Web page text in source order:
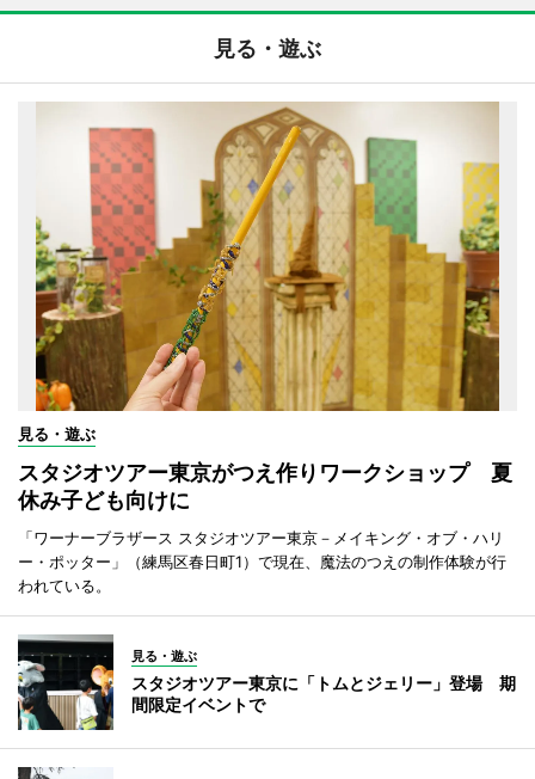
見る・遊ぶ
見る・遊ぶ
スタジオツアー東京がつえ作りワークショップ 夏
休み子ども向けに
「ワーナーブラザース スタジオツアー東京－メイキング・オブ・ハリ
ー・ポッター」（練馬区春日町1）で現在、魔法のつえの制作体験が行
われている。
見る・遊ぶ
スタジオツアー東京に「トムとジェリー」登場 期
間限定イベントで